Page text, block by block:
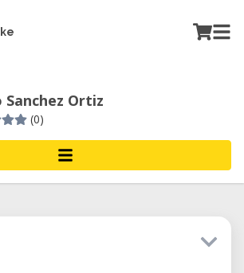
Sanchez Ortiz
(0)